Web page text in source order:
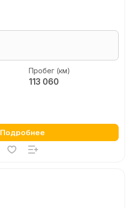
Пробег (км)
113 060
Подробнее